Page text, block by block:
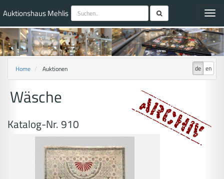
Auktionshaus Mehlis
de en
Home Auktionen
Wäsche
Katalog-Nr. 910